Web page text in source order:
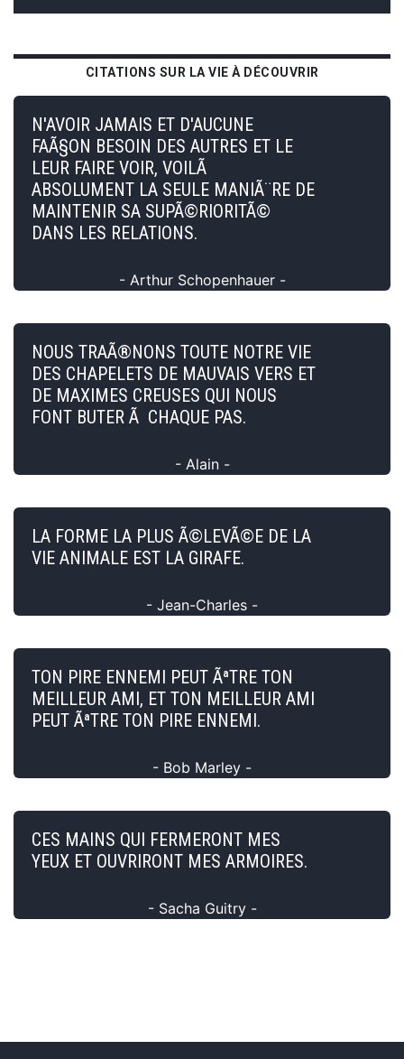
CITATIONS SUR LA VIE À DÉCOUVRIR
N'AVOIR JAMAIS ET D'AUCUNE
FAÃ§ON BESOIN DES AUTRES ET LE
LEUR FAIRE VOIR, VOILÃ
ABSOLUMENT LA SEULE MANIÃ¨RE DE
MAINTENIR SA SUPÃ©RIORITÃ©
DANS LES RELATIONS.
- Arthur Schopenhauer -
NOUS TRAÃ®NONS TOUTE NOTRE VIE
DES CHAPELETS DE MAUVAIS VERS ET
DE MAXIMES CREUSES QUI NOUS
FONT BUTER Ã CHAQUE PAS.
- Alain -
LA FORME LA PLUS Ã©LEVÃ©E DE LA
VIE ANIMALE EST LA GIRAFE.
- Jean-Charles -
TON PIRE ENNEMI PEUT ÃªTRE TON
MEILLEUR AMI, ET TON MEILLEUR AMI
PEUT ÃªTRE TON PIRE ENNEMI.
- Bob Marley -
CES MAINS QUI FERMERONT MES
YEUX ET OUVRIRONT MES ARMOIRES.
- Sacha Guitry -